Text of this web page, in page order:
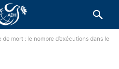
de mort : le nombre d’exécutions dans le